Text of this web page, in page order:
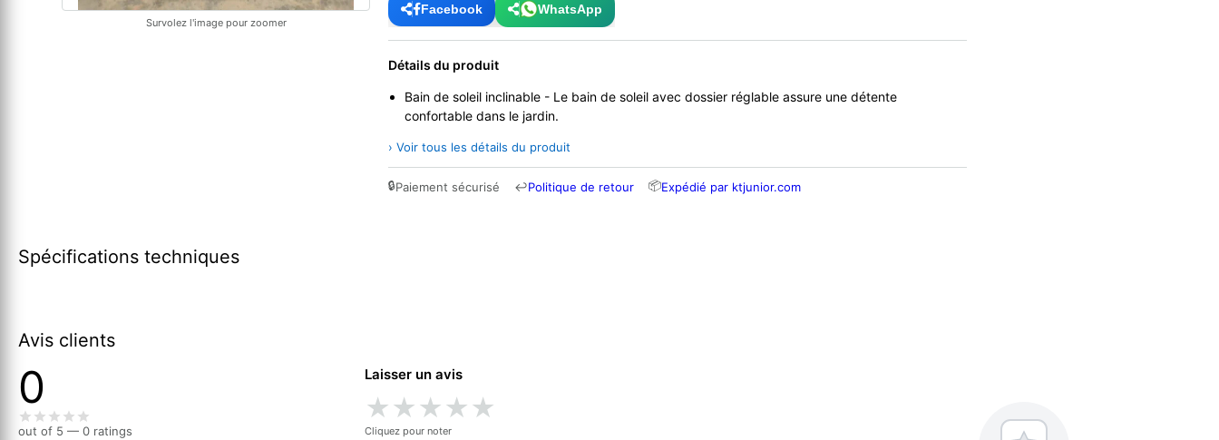
Survolez l'image pour zoomer
Facebook WhatsApp
Détails du produit
Bain de soleil inclinable - Le bain de soleil avec dossier réglable assure une détente
confortable dans le jardin.
› Voir tous les détails du produit
🔒Paiement sécurisé ↩Politique de retour 📦Expédié par ktjunior.com
Spécifications techniques
Avis clients
0
out of 5 — 0 ratings
Laisser un avis
★★★★★
Cliquez pour noter